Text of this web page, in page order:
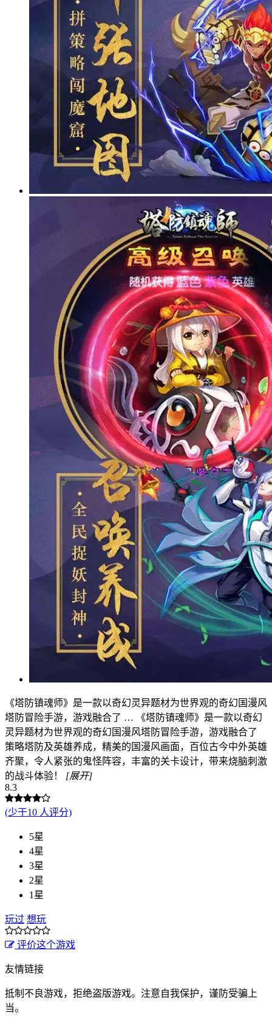
《塔防镇魂师》是一款以奇幻灵异题材为世界观的奇幻国漫风
塔防冒险手游，游戏融合了 …
《塔防镇魂师》是一款以奇幻
灵异题材为世界观的奇幻国漫风塔防冒险手游，游戏融合了
策略塔防及英雄养成，精美的国漫风画面，百位古今中外英雄
齐聚，令人紧张的鬼怪阵容，丰富的关卡设计，带来烧脑刺激
的战斗体验！
[展开]
8.3
(少于10 人评分)
5星
4星
3星
2星
1星
玩过 想玩
评价这个游戏
友情链接
抵制不良游戏，拒绝盗版游戏。注意自我保护，谨防受骗上
当。